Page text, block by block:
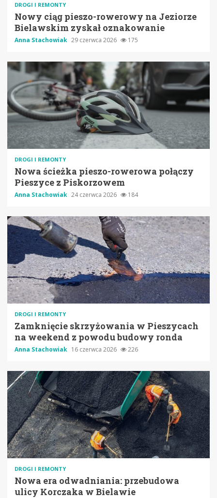
DROGI I REMONTY
Nowy ciąg pieszo-rowerowy na Jeziorze
Bielawskim zyskał oznakowanie
Anna Stachowiak 29 czerwca 2026 175
DROGI I REMONTY
Nowa ścieżka pieszo-rowerowa połączy
Pieszyce z Piskorzowem
Anna Stachowiak 24 czerwca 2026 184
DROGI I REMONTY
Zamknięcie skrzyżowania w Pieszycach
na weekend z powodu budowy ronda
Anna Stachowiak 16 czerwca 2026 226
DROGI I REMONTY
Nowa era odwadniania: przebudowa
ulicy Korczaka w Bielawie